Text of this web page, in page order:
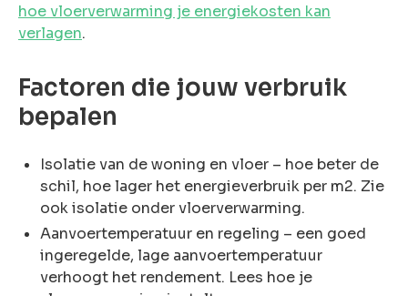
hoe vloerverwarming je energiekosten kan
verlagen.
Factoren die jouw verbruik
bepalen
Isolatie van de woning en vloer – hoe beter de
schil, hoe lager het energieverbruik per m2. Zie
ook isolatie onder vloerverwarming.
Aanvoertemperatuur en regeling – een goed
ingeregelde, lage aanvoertemperatuur
verhoogt het rendement. Lees hoe je